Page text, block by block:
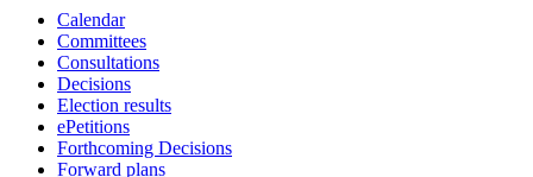
Calendar
Committees
Consultations
Decisions
Election results
ePetitions
Forthcoming Decisions
Forward plans